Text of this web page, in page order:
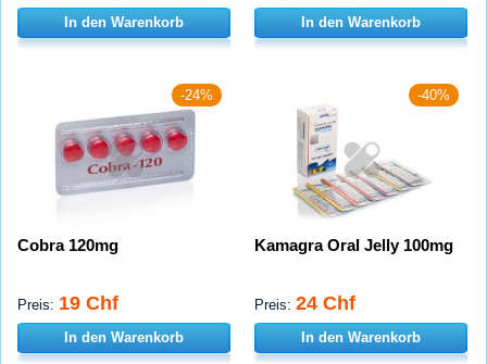
In den Warenkorb In den Warenkorb
-24%
Cobra 120mg
Preis: 19 Chf
In den Warenkorb
-40%
Kamagra Oral Jelly 100mg
Preis: 24 Chf
In den Warenkorb